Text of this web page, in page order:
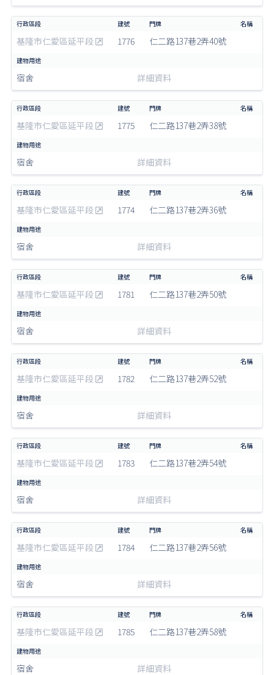
基隆市仁愛區延平段 1776 仁二路137巷2弄40號
宿舍 詳細資料
基隆市仁愛區延平段 1775 仁二路137巷2弄38號
宿舍 詳細資料
基隆市仁愛區延平段 1774 仁二路137巷2弄36號
宿舍 詳細資料
基隆市仁愛區延平段 1781 仁二路137巷2弄50號
宿舍 詳細資料
基隆市仁愛區延平段 1782 仁二路137巷2弄52號
宿舍 詳細資料
基隆市仁愛區延平段 1783 仁二路137巷2弄54號
宿舍 詳細資料
基隆市仁愛區延平段 1784 仁二路137巷2弄56號
宿舍 詳細資料
基隆市仁愛區延平段 1785 仁二路137巷2弄58號
宿舍 詳細資料